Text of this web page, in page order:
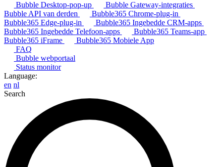
Bubble Desktop-pop-up
Bubble Gateway-integraties
Bubble API van derden
Bubble365 Chrome-plug-in
Bubble365 Edge-plug-in
Bubble365 Ingebedde CRM-apps
Bubble365 Ingebedde Telefoon-apps
Bubble365 Teams-app
Bubble365 iFrame
Bubble365 Mobiele App
FAQ
Bubble webportaal
Status monitor
Language:
en nl
Search